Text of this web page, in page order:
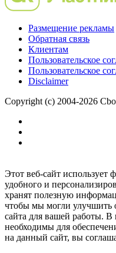
Размещение рекламы
Обратная связь
Клиентам
Пользовательское
Пользовательское
Disclaimer
Copyright (c) 2004-2026
Этот веб-сайт использует
удобного и
хранят полезную
чтобы мы могли улучшить
сайта для вашей работы.
необходимы для
на данный сайт, вы